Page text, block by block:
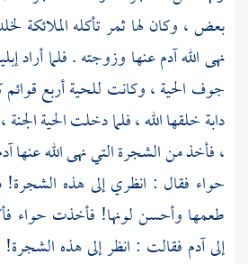
بعض ، وكان لها ثمر تأكله الملائكة
نهى اللهآدمعنها وزوجته . فلما أراد
جوف الحية ، وكانت للحية أربع
دابة خلقها الله ، فلما دخلت الحية
، فأخذ من الشجرة التي نهى الله عنها
حواء فقال : انظري إلى هذه
طعمها وأحسن لونها! فأخذت حواء
إلىآدم فقالت : انظر إلى هذه